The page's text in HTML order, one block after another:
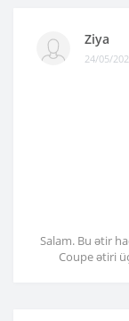
Ziya
24/05/
Salam. Bu ətir
Coupe ətiri